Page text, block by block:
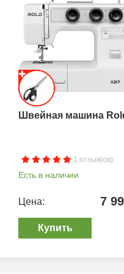
Швейная машина
1 отзыв(ов)
Есть в наличии
Цена: 7
Купить